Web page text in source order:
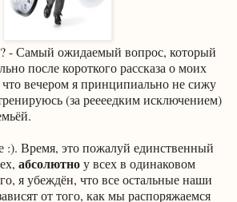
- Самый ожидаемый вопрос, который
после короткого рассказа о моих
вечером я принципиально не сижу
(за реееедким исключением)
:). Время, это пожалуй единственный
абсолютноу всех в одинаковом
я убеждён, что все остальные наши
от того, как мы распоряжаемся